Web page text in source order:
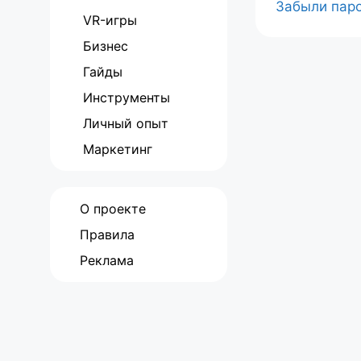
Забыли
VR-игры
Бизнес
Гайды
Инструменты
Личный опыт
Маркетинг
О проекте
Правила
Реклама